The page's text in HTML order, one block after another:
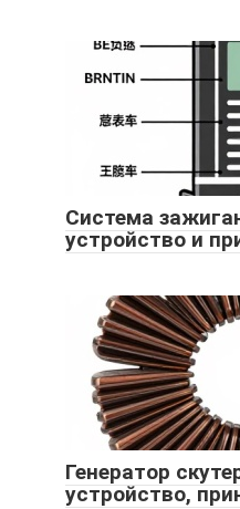
Система
устройство и
Генератор
устройство,